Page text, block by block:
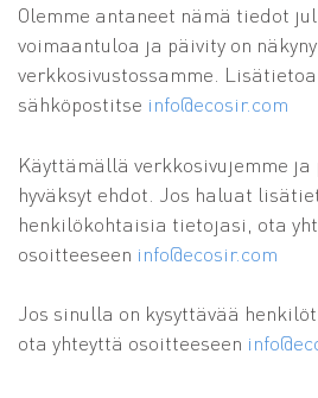
Olemme antaneet nämä tiedot
voimaantuloa ja päivity on
verkkosivustossamme.
sähköpostitse info@ecosir.com
Käyttämällä verkkosivujemme ja
hyväksyt ehdot. Jos haluat
henkilökohtaisia ​​tietojasi, ota
osoitteeseen info@ecosir.com
Jos sinulla on kysyttävää
ota yhteyttä osoitteeseen